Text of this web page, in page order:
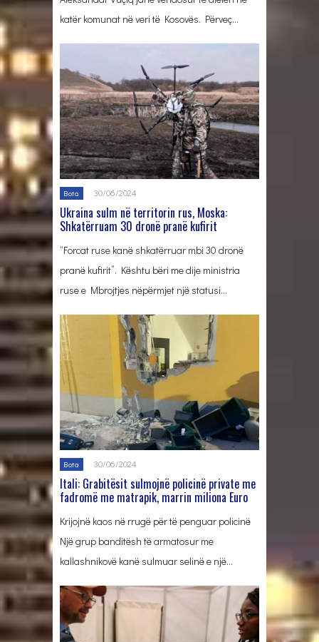
katër komunat në veri të Kosovës. Përveç…
Bota 30/06/2024
Ukraina sulm në territorin rus, Moska:
Shkatërruam 30 dronë pranë kufirit
“Forcat ruse kanë shkatërruar mbi 30 dronë
pranë kufirit”. Kështu bëri me dije ministria
ruse e Mbrojtjes nëpërmjet një statusi…
Bota 30/06/2024
Itali: Grabitësit sulmojnë policinë private me
fadromë me matrapik, marrin miliona Euro
Krijojnë kaos në rrugë për të penguar policinë
Një grup banditësh të armatosur me
kallashnikovë kanë sulmuar selinë e një…